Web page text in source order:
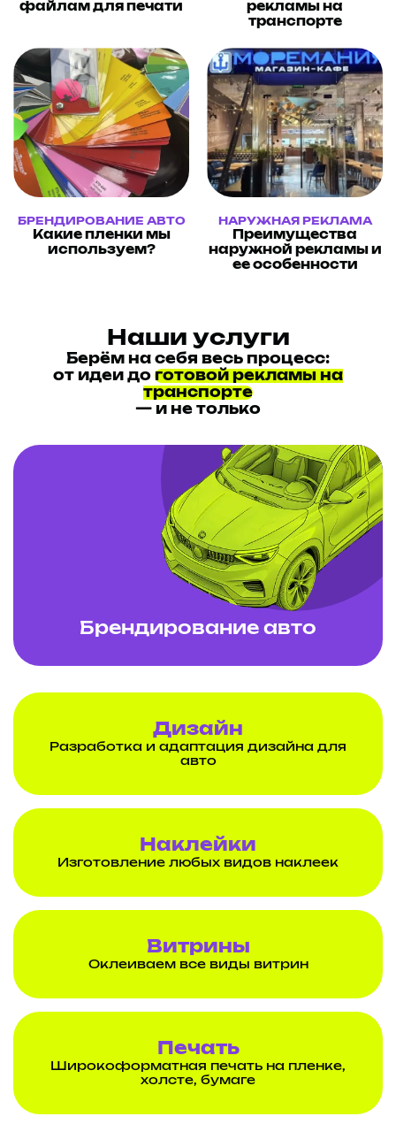
файлам для печати
рекламы на
транспорте
БРЕНДИРОВАНИЕ АВТО
Какие пленки мы
используем?
НАРУЖНАЯ РЕКЛАМА
Преимущества
наружной рекламы и
ее особенности
Наши услуги
Берём на себя весь процесс:
от идеи до готовой рекламы на
транспорте
— и не только
Брендирование авто
Дизайн
Разработка и адаптация дизайна для
авто
Наклейки
Изготовление любых видов наклеек
Витрины
Оклеиваем все виды витрин
Печать
Широкоформатная печать на пленке,
холсте, бумаге